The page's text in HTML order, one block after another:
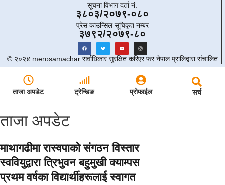
सूचना विभाग दर्ता नं.
३८०३/२०७९-०८०
प्रेस काउन्सिल सूचिकृत नम्बर
३७९२/२०७९-८०
© २०२४ merosamachar सर्वाधिकार सुरक्षित करिएर फर नेपाल प्रालिद्वारा संचालित
ताजा अपडेट ट्रेन्डिङ प्रोफाईल सर्च
ताजा अपडेट
माथागढीमा रास्वपाको संगठन विस्तार
स्ववियुद्वारा त्रिभुवन बहुमुखी क्याम्पस
प्रथम वर्षका विद्यार्थीहरूलाई स्वागत